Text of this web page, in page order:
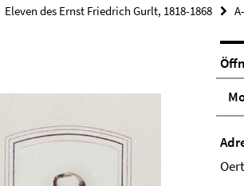
Eleven des Ernst Friedrich Gurlt, 1818-1868